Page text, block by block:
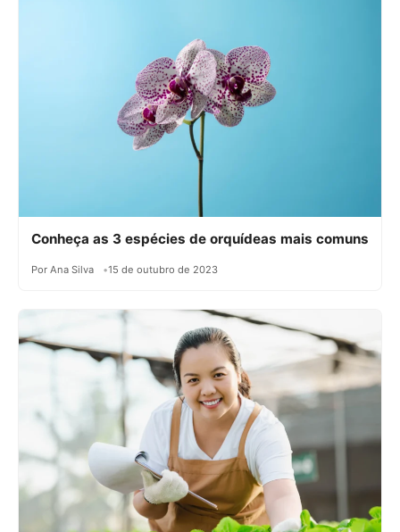
Conheça as 3 espécies de orquídeas mais comuns
Por Ana Silva 15 de outubro de 2023